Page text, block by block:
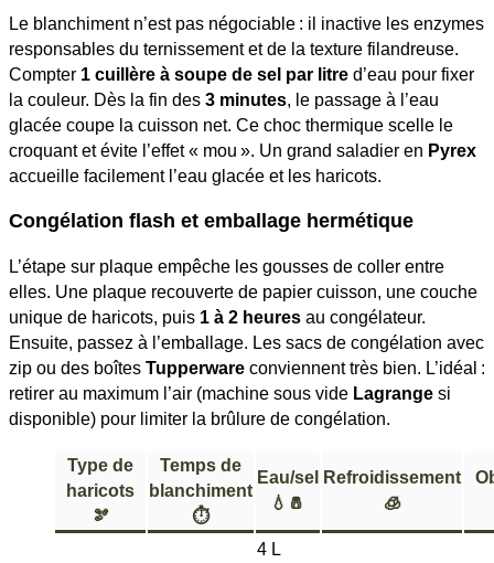
Le blanchiment n’est pas négociable : il inactive les enzymes
responsables du ternissement et de la texture filandreuse.
Compter 1 cuillère à soupe de sel par litre d’eau pour fixer
la couleur. Dès la fin des 3 minutes, le passage à l’eau
glacée coupe la cuisson net. Ce choc thermique scelle le
croquant et évite l’effet « mou ». Un grand saladier en Pyrex
accueille facilement l’eau glacée et les haricots.
Congélation flash et emballage hermétique
L’étape sur plaque empêche les gousses de coller entre
elles. Une plaque recouverte de papier cuisson, une couche
unique de haricots, puis 1 à 2 heures au congélateur.
Ensuite, passez à l’emballage. Les sacs de congélation avec
zip ou des boîtes Tupperware conviennent très bien. L’idéal :
retirer au maximum l’air (machine sous vide Lagrange si
disponible) pour limiter la brûlure de congélation.
Type de
haricots
🫘
Temps de
blanchiment
⏱️
Eau/sel
💧🧂
Refroidissement
🧊
4 L